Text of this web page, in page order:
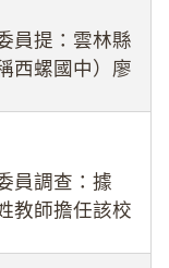
僅首份調查報
員提：雲林縣
西螺國中）廖
歷經該校校園
員調查：據
教師擔任該校